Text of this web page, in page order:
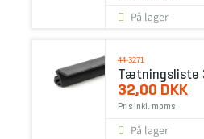
På lager
44-3271
Tætningsliste
32,00 DKK
Pris inkl. moms
På lager